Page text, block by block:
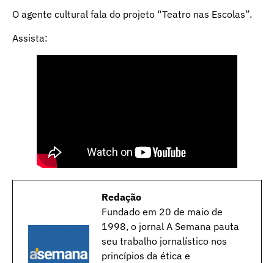
O agente cultural fala do projeto “Teatro nas Escolas”.
Assista:
Redação
Fundado em 20 de maio de
1998, o jornal A Semana pauta
seu trabalho jornalístico nos
princípios da ética e